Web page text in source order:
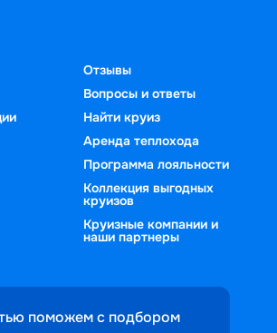
Отзывы
Вопросы и ответы
Найти круиз
Аренда теплохода
Программа лояльности
Коллекция выгодных
круизов
Круизные компании и
наши партнеры
поможем с подбором